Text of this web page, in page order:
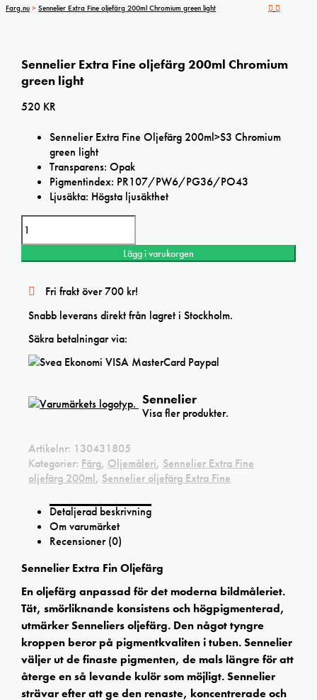
Farg.nu > Sennelier Extra Fine oljefärg 200ml Chromium green light
Sennelier Extra Fine oljefärg 200ml Chromium
green light
520 KR
Sennelier Extra Fine Oljefärg 200ml>S3 Chromium
green light
Transparens: Opak
Pigmentindex: PR107/PW6/PG36/PO43
Ljusäkta: Högsta ljusäkthet
Sennelier
Extra
Fine
oljefärg
Chromium
green
light
mängd
Lägg i varukorgen
Fri frakt över 700 kr!
Snabb leverans direkt från lagret i Stockholm.
Säkra betalningar via:
Sennelier
Visa fler produkter.
Artikelnr: 130431805
Kategorier: Färg, Oljemåleri, Sennelier Extra Fine
oljefärg 200ml, Sennelier oljefärg Extra Fine
Detaljerad beskrivning
Om varumärket
Recensioner (0)
Sennelier Extra Fin Oljefärg
En oljefärg anpassad för det moderna bildmåleriet.
Tät, smörliknande konsistens och högpigmenterad,
utmärker Senneliers oljefärg. Den något tyngre
kroppen beror på pigmentkvaliten i tuben. Sennelier
väljer ut de finaste pigmenten, de mals längre för att
återge en så levande kulör som möjligt. Sennelier
strävar efter att ge den renaste, koncentrerade och